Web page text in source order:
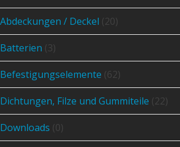
Abdeckungen / Deckel (20)
Batterien (3)
Befestigungselemente (62)
Dichtungen, Filze und Gummiteile (22)
Downloads (0)